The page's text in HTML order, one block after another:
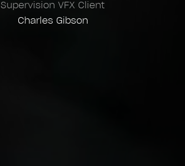
Supervision VFX Client
Charles Gibson